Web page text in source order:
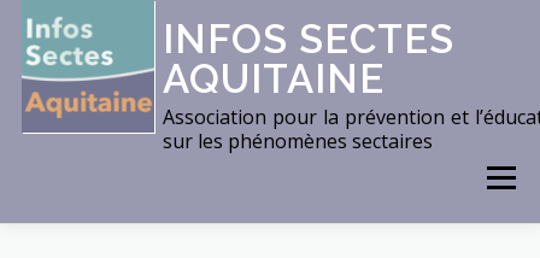
Aller
contenu
INFOS SECTES
AQUITAINE
Association pour la prévention et
sur les phénomènes sectaires
Menu